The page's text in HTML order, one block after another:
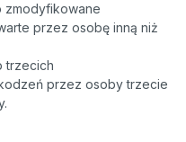
zmodyfikowane
przez osobę inną niż
trzecich
przez osoby trzecie